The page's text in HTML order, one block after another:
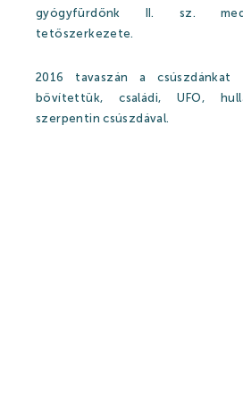
WEBSHOP
Ajándékutalványok
gyógyfürdőnk II. sz.
tetőszerkezete.
2016 tavaszán a csúszdánkat
bővítettük, családi, UFO,
szerpentin csúszdával.